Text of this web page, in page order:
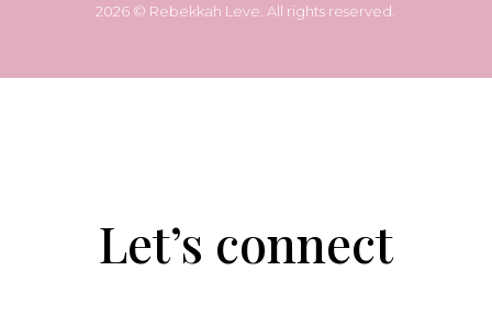
2026 © Rebekkah Leve. All rights reserved.
Let’s connect